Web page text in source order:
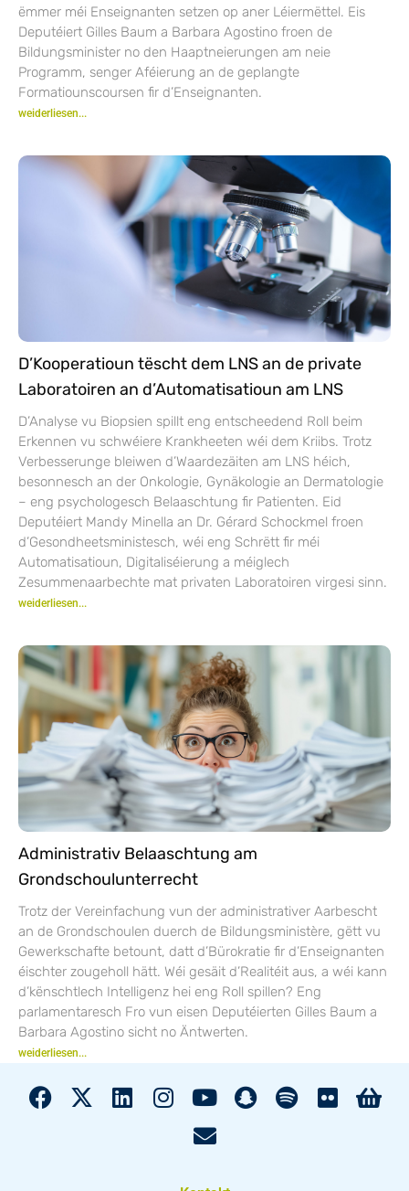
ëmmer méi Enseignanten setzen op aner Léiermëttel. Eis
Deputéiert Gilles Baum a Barbara Agostino froen de
Bildungsminister no den Haaptneierungen am neie
Programm, senger Aféierung an de geplangte
Formatiounscoursen fir d’Enseignanten.
weiderliesen...
D’Kooperatioun tëscht dem LNS an de private
Laboratoiren an d’Automatisatioun am LNS
D’Analyse vu Biopsien spillt eng entscheedend Roll beim
Erkennen vu schwéiere Krankheeten wéi dem Kriibs. Trotz
Verbesserunge bleiwen d’Waardezäiten am LNS héich,
besonnesch an der Onkologie, Gynäkologie an Dermatologie
– eng psychologesch Belaaschtung fir Patienten. Eid
Deputéiert Mandy Minella an Dr. Gérard Schockmel froen
d’Gesondheetsministesch, wéi eng Schrëtt fir méi
Automatisatioun, Digitaliséierung a méiglech
Zesummenaarbechte mat privaten Laboratoiren virgesi sinn.
weiderliesen...
Administrativ Belaaschtung am
Grondschoulunterrecht
Trotz der Vereinfachung vun der administrativer Aarbescht
an de Grondschoulen duerch de Bildungsministère, gëtt vu
Gewerkschafte betount, datt d’Bürokratie fir d’Enseignanten
éischter zougeholl hätt. Wéi gesäit d’Realitéit aus, a wéi kann
d’kënschtlech Intelligenz hei eng Roll spillen? Eng
parlamentaresch Fro vun eisen Deputéierten Gilles Baum a
Barbara Agostino sicht no Äntwerten.
weiderliesen...